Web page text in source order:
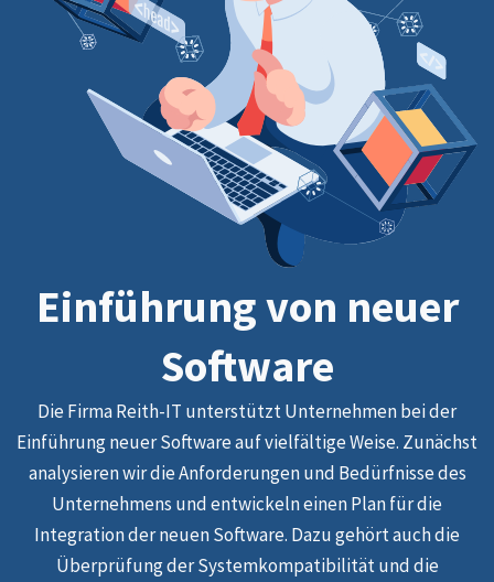
Einführung von neuer
Software
Die Firma Reith-IT unterstützt Unternehmen bei der
Einführung neuer Software auf vielfältige Weise. Zunächst
analysieren wir die Anforderungen und Bedürfnisse des
Unternehmens und entwickeln einen Plan für die
Integration der neuen Software. Dazu gehört auch die
Überprüfung der Systemkompatibilität und die